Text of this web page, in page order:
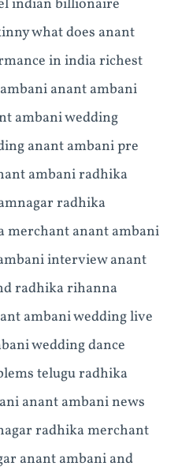
indian billionaire
what does anant
in india richest
anant ambani
ambani wedding
anant ambani pre
ambani radhika
radhika
merchant anant ambani
interview anant
radhika rihanna
ambani wedding live
wedding dance
telugu radhika
anant ambani news
radhika merchant
anant ambani and